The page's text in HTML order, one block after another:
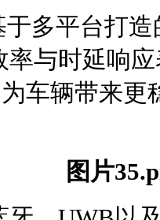
于多平台打
率与时延响
为车辆带来